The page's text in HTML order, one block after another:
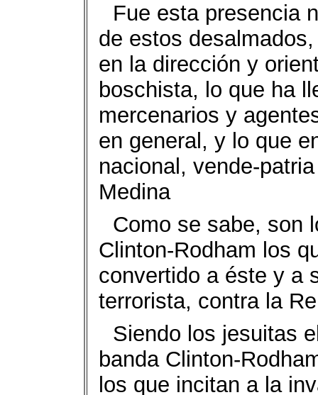
Fue esta presencia
de estos
en la dirección y
boschista, lo que ha
mercenarios y
en general, y lo que
nacional, vende-
Medina
Como se sabe, son
Clinton-Rodham los
convertido a éste y a
terrorista, contra la
Siendo los jesuitas
banda Clinton-
los que incitan a la